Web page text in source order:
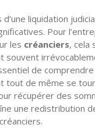
d’une liquidation
Pour
les créanciers, cela
souvent
de
tout de même se
récupérer des
une redistribution